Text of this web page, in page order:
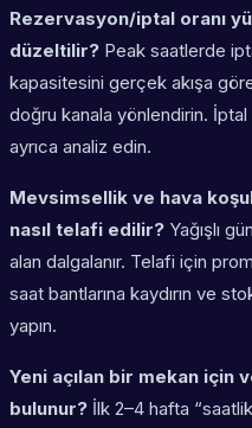
Rezervasyon/iptal oranı
düzeltilir? Peak saatlerde
kapasitesini gerçek akışa
doğru kanala yönlendirin.
ayrıca analiz edin.
Mevsimsellik ve hava
nasıl telafi edilir? Yağışlı
alan dalgalanır. Telafi için
saat bantlarına kaydırın ve
yapın.
Yeni açılan bir mekan için
bulunur? İlk 2–4 hafta